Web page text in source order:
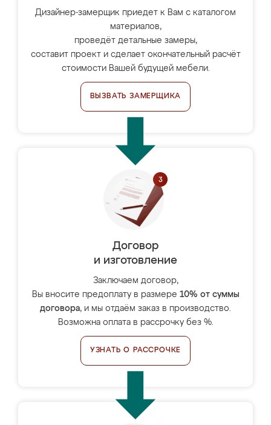
Дизайнер-замерщик приедет к Вам с каталогом
материалов,
проведёт детальные замеры,
составит проект и сделает окончательный расчёт
стоимости Вашей будущей мебели.
ВЫЗВАТЬ ЗАМЕРЩИКА
Договор
и изготовление
Заключаем договор,
Вы вносите предоплату в размере 10% от суммы
договора, и мы отдаём заказ в производство.
Возможна оплата в рассрочку без %.
УЗНАТЬ О РАССРОЧКЕ